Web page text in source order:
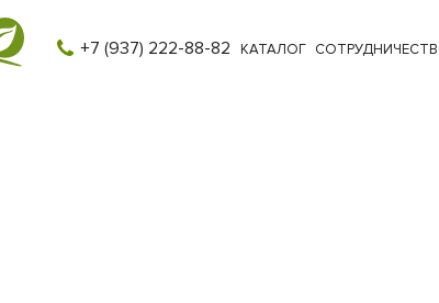
+7 (937) 222-88-82 КАТАЛОГ